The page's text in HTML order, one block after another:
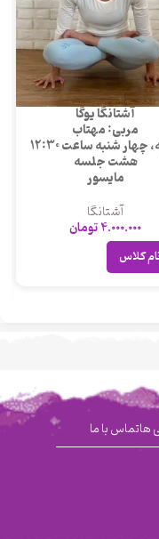
آشتانگا یوگا
مربی: مهتاب
چهار شنبه ساعت 12:30
هشت جلسه
مایسور
آشتانگا
4.000.000تومان
کلاس
هاتماس با ما